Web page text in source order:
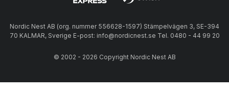
Nordic Nest AB (org. nummer 556628-1597) Stämpelvägen 3, SE-394
70 KALMAR, Sverige E-post: info@nordicnest.se Tel. 0480 - 44 99 20
© 2002 - 2026 Copyright Nordic Nest AB